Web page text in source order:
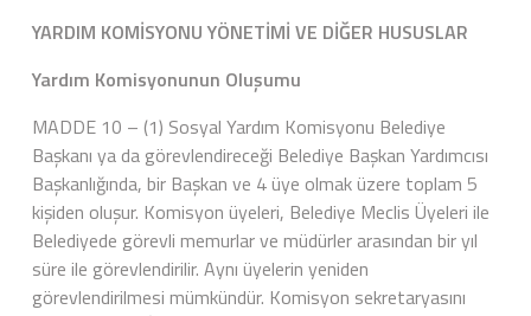
YARDIM KOMİSYONU YÖNETİMİ VE DİĞER HUSUSLAR
Yardım Komisyonunun Oluşumu
MADDE 10 – (1) Sosyal Yardım Komisyonu Belediye
Başkanı ya da görevlendireceği Belediye Başkan Yardımcısı
Başkanlığında, bir Başkan ve 4 üye olmak üzere toplam 5
kişiden oluşur. Komisyon üyeleri, Belediye Meclis Üyeleri ile
Belediyede görevli memurlar ve müdürler arasından bir yıl
süre ile görevlendirilir. Aynı üyelerin yeniden
görevlendirilmesi mümkündür. Komisyon sekretaryasını